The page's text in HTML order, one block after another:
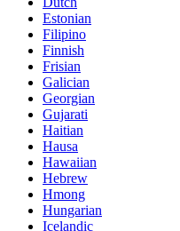
Estonian
Filipino
Finnish
Frisian
Galician
Georgian
Gujarati
Haitian
Hausa
Hawaiian
Hebrew
Hmong
Hungarian
Icelandic